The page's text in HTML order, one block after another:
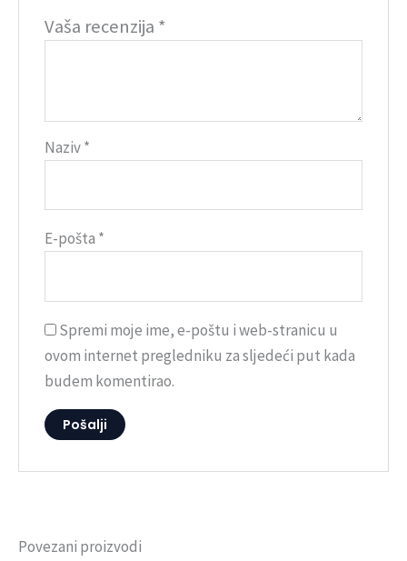
Vaša recenzija *
Naziv*
E-pošta *
Spremi moje ime, e-poštu i web-stranicu u
ovom internet pregledniku za sljedeći put kada
budem komentirao.
Povezani proizvodi